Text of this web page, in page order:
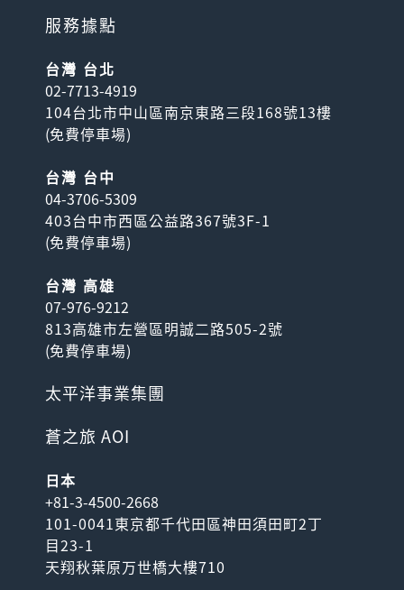
服務據點
台灣 台北
02-7713-4919
104台北市中山區南京東路三段168號13樓
(免費停車場)
台灣 台中
04-3706-5309
403台中市西區公益路367號3F-1
(免費停車場)
台灣 高雄
07-976-9212
813高雄市左營區明誠二路505-2號
(免費停車場)
太平洋事業集團
蒼之旅 AOI
日本
+81-3-4500-2668
101-0041東京都千代田區神田須田町2丁
目23-1
天翔秋葉原万世橋大樓710